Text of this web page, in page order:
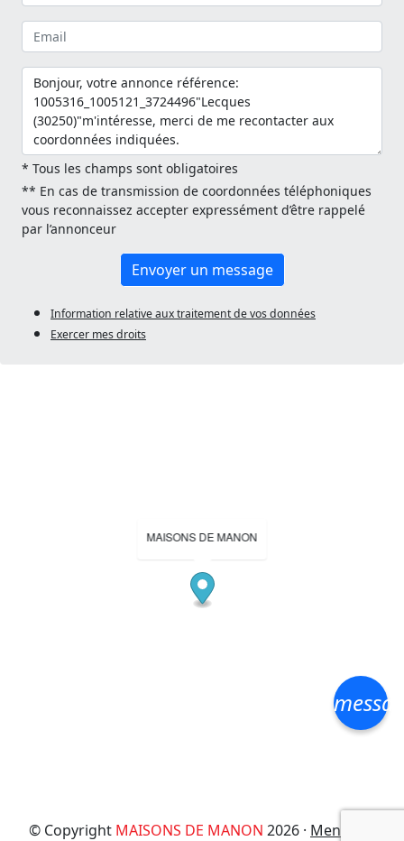
* Tous les champs sont obligatoires
** En cas de transmission de coordonnées téléphoniques
vous reconnaissez accepter expressément d’être rappelé
par l’annonceur
Envoyer un message
Information relative aux traitement de vos données
Exercer mes droits
MAISONS DE MANON
© Copyright MAISONS DE MANON 2026 · Mentions